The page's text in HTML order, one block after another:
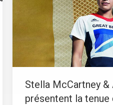
Stella McCartney &
présentent la tenue